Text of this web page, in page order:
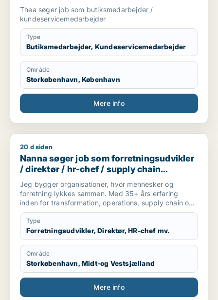
Thea søger job som butiksmedarbejder /
kundeservicemedarbejder
Type
Butiksmedarbejder, Kundeservicemedarbejder
Område
Storkøbenhavn, København
Mere info
Nanna søger job som forretningsudvikler / direktør / hr-
20 d siden
Nanna søger job som forretningsudvikler
/ direktør / hr-chef / supply chain
management / kundeservicemedarbejder
Jeg bygger organisationer, hvor mennesker og
forretning lykkes sammen. Med 35+ års erfaring
inden for transformation, operations, supply chain og
ledelse har jeg skabt dokumenterede resultater
gennem turnarounds, digitalisering,
organisationsudvikling og udvikling af high-
performing teams. Min styrke er at se helheden,
forbinde mennesker, strategi, processer og teknologi
og omsætte kompleksitet til enkle løsninger, der
skaber varige resultater. Jeg søger en strategisk
lederrolle, hvor jeg kan være med til at udvikle
fremtidens organisationer gennem stærk eksekvering,
innovation og ledelse med mennesket i centrum.
Type
Forretningsudvikler, Direktør, HR-chef mv.
Område
Storkøbenhavn, Midt-og Vestsjælland
Mere info